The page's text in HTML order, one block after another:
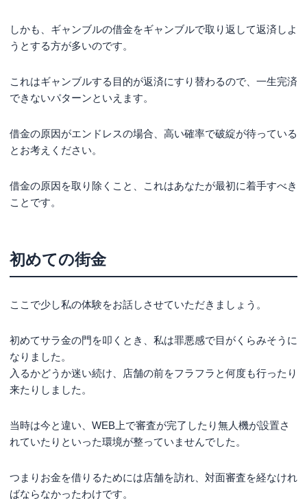
しかも、ギャンブルの借金をギャンブルで取り返して返済しよ
うとする方が多いのです。
これはギャンブルする目的が返済にすり替わるので、一生完済
できないパターンといえます。
借金の原因がエンドレスの場合、高い確率で破綻が待っている
とお考えください。
借金の原因を取り除くこと、これはあなたが最初に着手すべき
ことです。
初めての街金
ここで少し私の体験をお話しさせていただきましょう。
初めてサラ金の門を叩くとき、私は罪悪感で目がくらみそうに
なりました。
入るかどうか迷い続け、店舗の前をフラフラと何度も行ったり
来たりしました。
当時は今と違い、WEB上で審査が完了したり無人機が設置さ
れていたりといった環境が整っていませんでした。
つまりお金を借りるためには店舗を訪れ、対面審査を経なけれ
ばならなかったわけです。